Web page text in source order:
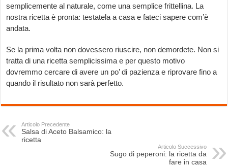
semplicemente al naturale, come una semplice frittellina. La
nostra ricetta è pronta: testatela a casa e fateci sapere com’è
andata.
Se la prima volta non dovessero riuscire, non demordete. Non si
tratta di una ricetta semplicissima e per questo motivo
dovremmo cercare di avere un po’ di pazienza e riprovare fino a
quando il risultato non sarà perfetto.
Articolo Precedente
Salsa di Aceto Balsamico: la
ricetta
Articolo Successivo
Sugo di peperoni: la ricetta da
fare in casa